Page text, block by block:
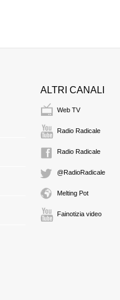
ALTRI CANALI
Web TV
Radio Radicale
Radio Radicale
@RadioRadicale
Melting Pot
Fainotizia video